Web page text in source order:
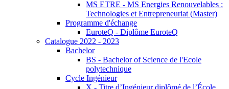
MS ETRE - MS Energies Renouvelables :
Technologies et Entrepreneuriat (Master)
Programme d'échange
EuroteQ - Diplôme EuroteQ
Catalogue 2022 - 2023
Bachelor
BS - Bachelor of Science de l'Ecole
polytechnique
Cycle Ingénieur
X - Titre d’Ingénieur diplômé de l’École